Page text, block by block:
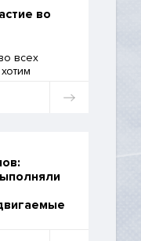
во
всех
и